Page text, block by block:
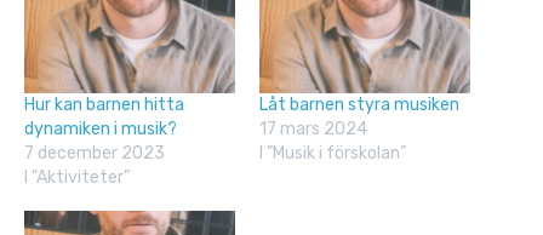
Hur kan barnen hitta
dynamiken i musik?
7 december 2023
I ”Aktiviteter”
Låt barnen styra musiken
17 mars 2024
I ”Musik i förskolan”